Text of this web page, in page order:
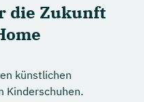
die Zukunft
künstlichen
Kinderschuhen.